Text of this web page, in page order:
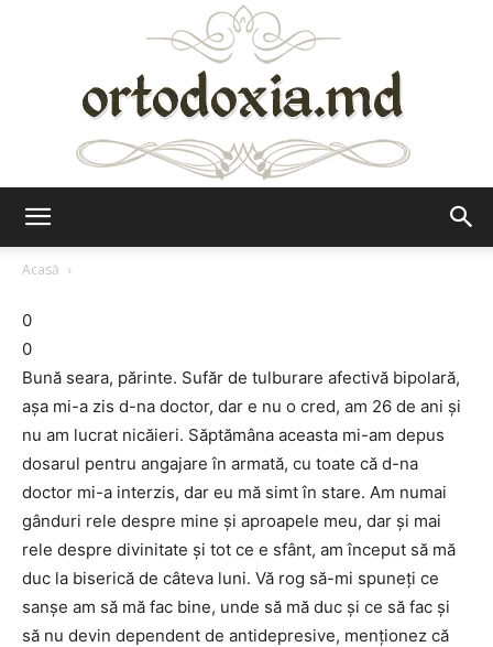
Acasă
0
0
Bună seara, părinte. Sufăr de tulburare afectivă bipolară,
aşa mi-a zis d-na doctor, dar e nu o cred, am 26 de ani şi
nu am lucrat nicăieri. Săptămâna aceasta mi-am depus
dosarul pentru angajare în armată, cu toate că d-na
doctor mi-a interzis, dar eu mă simt în stare. Am numai
gânduri rele despre mine şi aproapele meu, dar şi mai
rele despre divinitate şi tot ce e sfânt, am început să mă
duc la biserică de câteva luni. Vă rog să-mi spuneţi ce
sanşe am să mă fac bine, unde să mă duc şi ce să fac şi
să nu devin dependent de antidepresive, menţionez că